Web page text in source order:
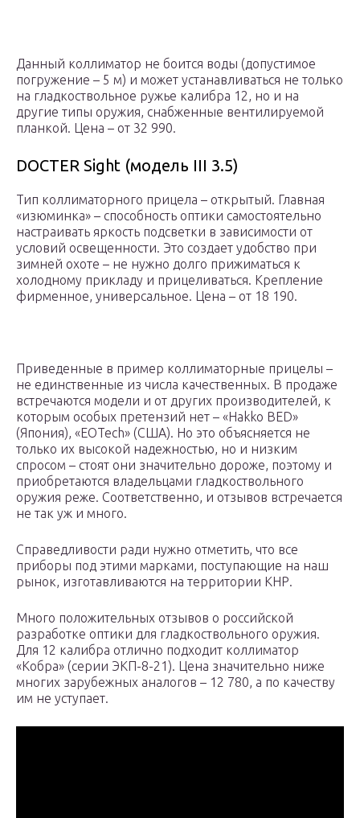
Данный коллиматор не боится воды (допустимое
погружение – 5 м) и может устанавливаться не только
на гладкоствольное ружье калибра 12, но и на
другие типы оружия, снабженные вентилируемой
планкой. Цена – от 32 990.
DOCTER Sight (модель III 3.5)
Тип коллиматорного прицела – открытый. Главная
«изюминка» – способность оптики самостоятельно
настраивать яркость подсветки в зависимости от
условий освещенности. Это создает удобство при
зимней охоте – не нужно долго прижиматься к
холодному прикладу и прицеливаться. Крепление
фирменное, универсальное. Цена – от 18 190.
Приведенные в пример коллиматорные прицелы –
не единственные из числа качественных. В продаже
встречаются модели и от других производителей, к
которым особых претензий нет – «Hakko BED»
(Япония), «EOTech» (США). Но это объясняется не
только их высокой надежностью, но и низким
спросом – стоят они значительно дороже, поэтому и
приобретаются владельцами гладкоствольного
оружия реже. Соответственно, и отзывов встречается
не так уж и много.
Справедливости ради нужно отметить, что все
приборы под этими марками, поступающие на наш
рынок, изготавливаются на территории КНР.
Много положительных отзывов о российской
разработке оптики для гладкоствольного оружия.
Для 12 калибра отлично подходит коллиматор
«Кобра» (серии ЭКП-8-21). Цена значительно ниже
многих зарубежных аналогов – 12 780, а по качеству
им не уступает.